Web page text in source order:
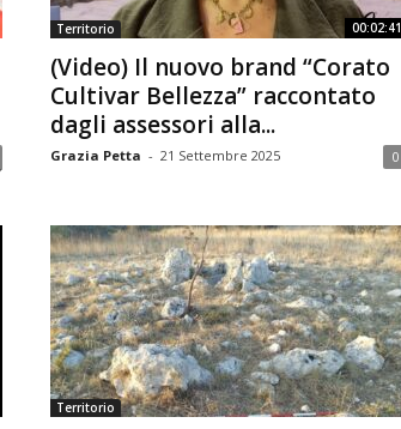
00:02:41
Territorio
(Video) Il nuovo brand “Corato
Cultivar Bellezza” raccontato
dagli assessori alla...
Grazia Petta - 21 Settembre 2025 0
Territorio